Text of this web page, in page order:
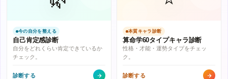
今の自分を整える
自己肯定感診断
自分をどれくらい肯定できているか
チェック。
診断する
本質キャラ診断
算命学60タイプキャラ診断
性格・才能・運勢タイプをチェッ
ク。
診断する